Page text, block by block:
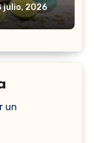
julio, 2026
un